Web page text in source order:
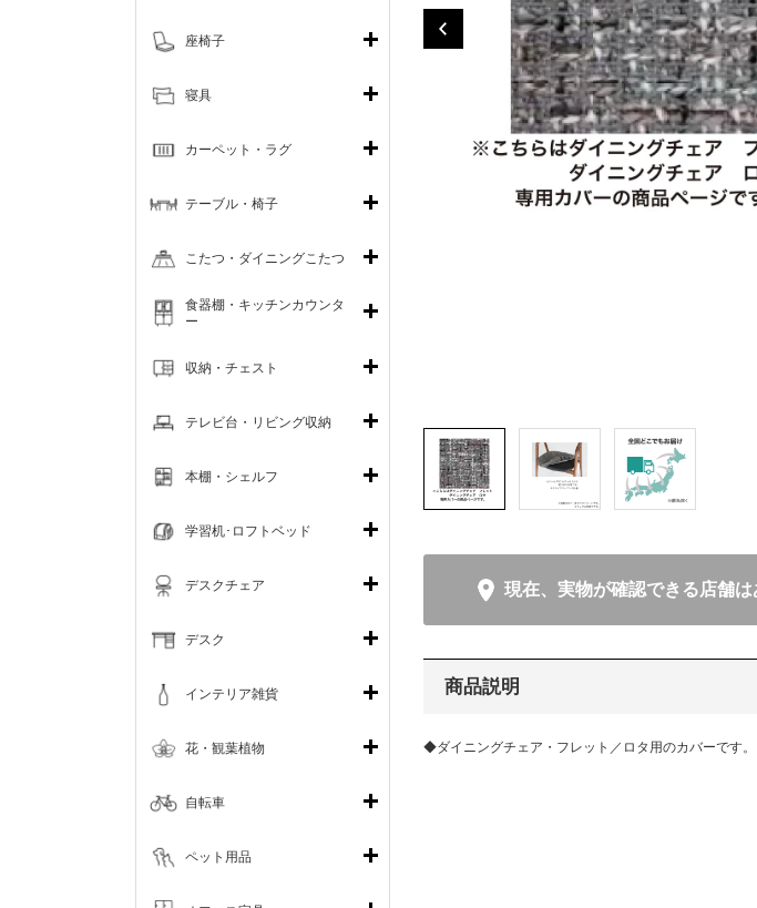
現在、実物が確認できる店舗
商品説明
◆ダイニングチェア・フレット／ロタ用のカバーです。
寝具
座椅子
カーペット・ラグ
テーブル・椅子
こたつ・ダイニングこたつ
食器棚・キッチンカウンタ
ー
収納・チェスト
テレビ台・リビング収納
本棚・シェルフ
学習机･ロフトベッド
デスクチェア
デスク
インテリア雑貨
花・観葉植物
自転車
ペット用品